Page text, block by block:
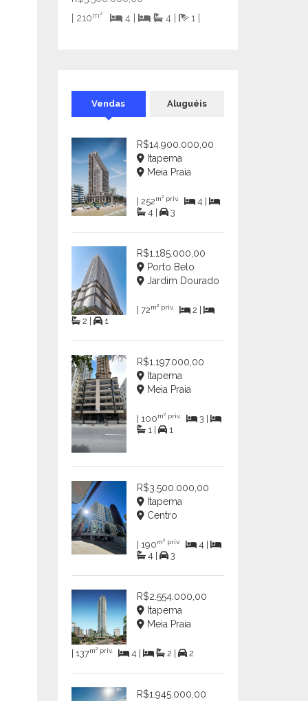
| 210m² 4 | 4 | 1 |
Vendas Aluguéis
R$14.900.000,00
Itapema
Meia Praia
| 252m² priv.
4 |
4 |
3
R$1.185.000,00
Porto Belo
Jardim Dourado
| 72m² priv.
2 |
2 |
1
R$1.197.000,00
Itapema
Meia Praia
| 100m² priv.
3 |
1 |
1
R$3.500.000,00
Itapema
Centro
| 190m² priv.
4 |
4 |
3
R$2.554.000,00
Itapema
Meia Praia
| 137m² priv. 4 | 2 | 2
R$1.945.000,00